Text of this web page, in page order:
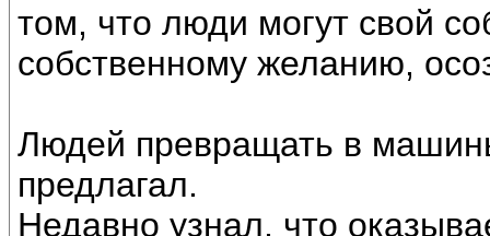
том, что люди могут свой
собственному желанию,
Людей превращать в
предлагал.
Недавно узнал, что